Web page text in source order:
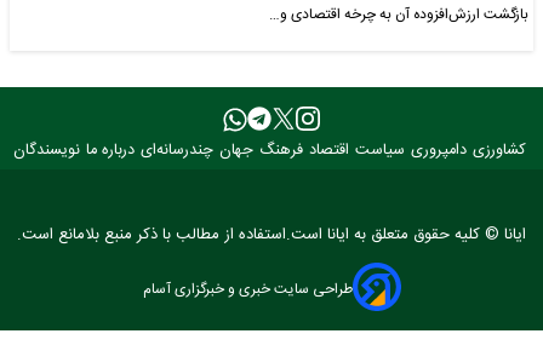
بازگشت ارزش‌افزوده آن به چرخه اقتصادی و…
کشاورزی دامپروری سیاست اقتصاد فرهنگ جهان چندرسانه‌ای درباره ما نویسندگان
ایانا © کلیه حقوق متعلق به ایانا است.استفاده از مطالب با ذکر منبع بلامانع است.
طراحی سایت خبری و خبرگزاری آسام